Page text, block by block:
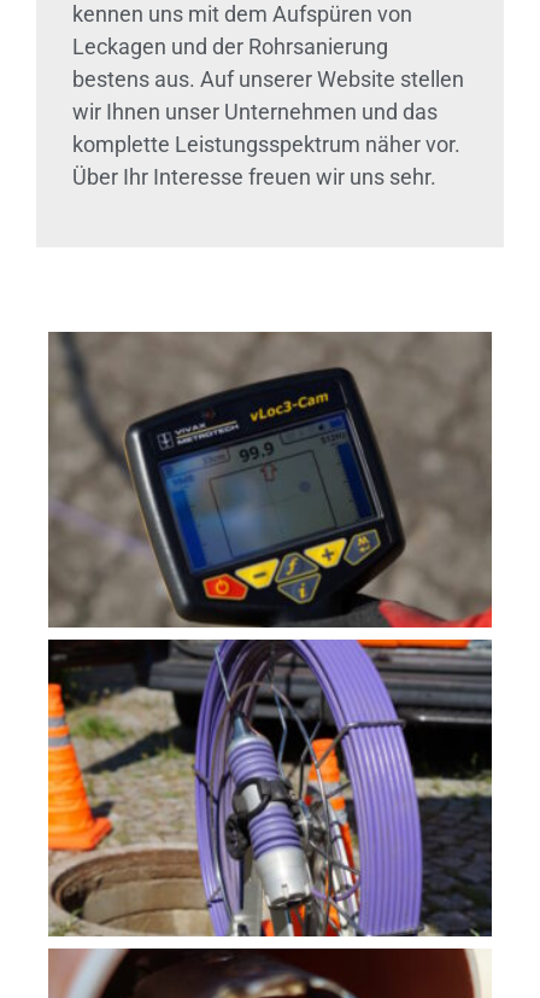
kennen uns mit dem Aufspüren von
Leckagen und der Rohrsanierung
bestens aus. Auf unserer Website stellen
wir Ihnen unser Unternehmen und das
komplette Leistungsspektrum näher vor.
Über Ihr Interesse freuen wir uns sehr.